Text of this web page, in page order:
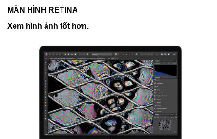
MÀN HÌNH RETINA
Xem hình ảnh tốt hơn.